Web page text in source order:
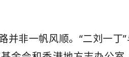
并非一帆风顺。“二刘一丁